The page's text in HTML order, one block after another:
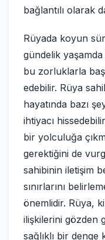
bağlantılı olarak
Rüyada koyun
gündelik
bu zorluklarla
edebilir. Rüya
hayatında bazı
ihtiyacı
bir yolculuğa
gerektiğini de
sahibinin iletişim
sınırlarını
önemlidir. Rüya,
ilişkilerini gözden
sağlıklı bir denge